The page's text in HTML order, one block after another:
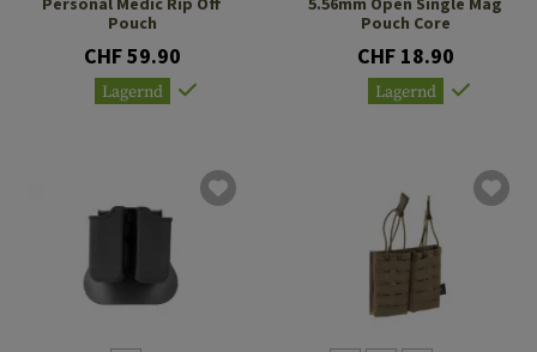
Pouch
CHF 59.90
Lagernd
Pouch Core
CHF 18.90
Lagernd